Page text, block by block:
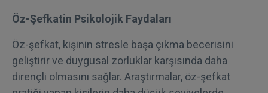
Öz-Şefkatin Psikolojik Faydaları
Öz-şefkat, kişinin stresle başa çıkma becerisini
geliştirir ve duygusal zorluklar karşısında daha
dirençli olmasını sağlar. Araştırmalar, öz-şefkat